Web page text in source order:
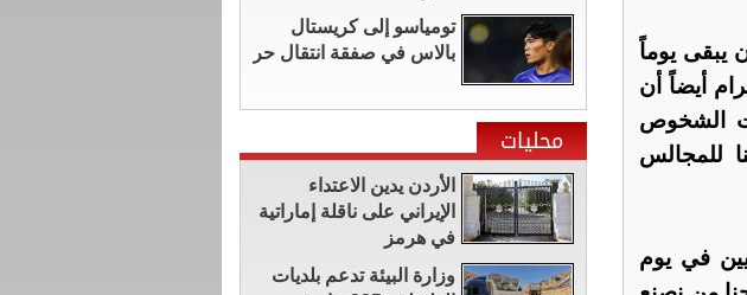
يبقى يوماً
أيضاً أن
الشخوص
للمجالس
في يوم
تومياسو إلى كريستال
بالاس في صفقة انتقال حر
محليات
الأردن يدين الاعتداء
الإيراني على ناقلة إماراتية
في هرمز
وزارة البيئة تدعم بلديات